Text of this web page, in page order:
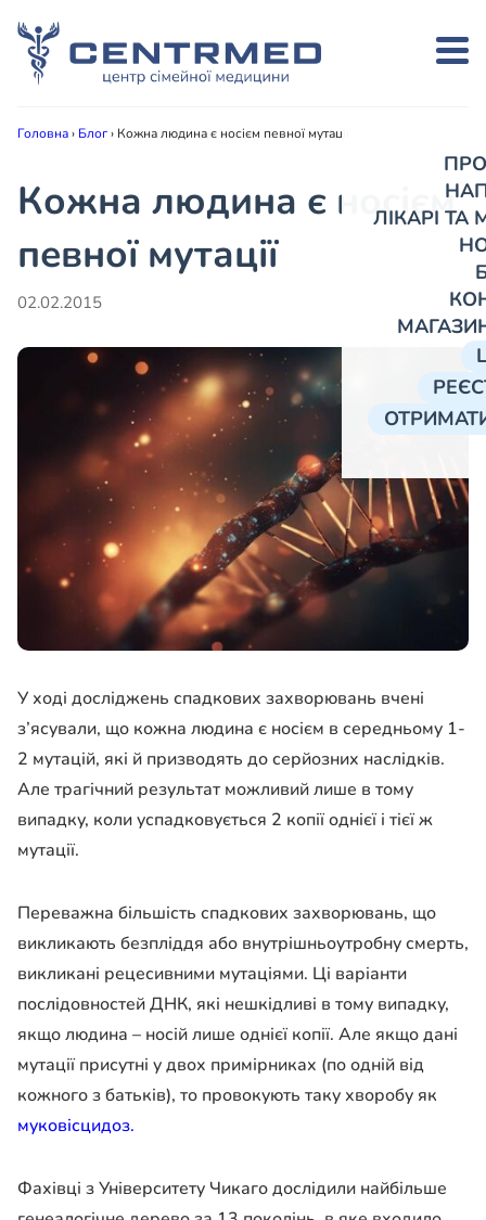
ЛІКАРІ
Головна› Блог› Кожна людина є носієм певної мутації
Кожна людина є носієм
певної мутації
02.02.2015
У ході досліджень спадкових захворювань вчені
з’ясували, що кожна людина є носієм в середньому 1-
2 мутацій, які й призводять до серйозних наслідків.
Але трагічний результат можливий лише в тому
випадку, коли успадковується 2 копії однієї і тієї ж
мутації.
Переважна більшість спадкових захворювань, що
викликають безпліддя або внутрішньоутробну смерть,
викликані рецесивними мутаціями. Ці варіанти
послідовностей ДНК, які нешкідливі в тому випадку,
якщо людина – носій лише однієї копії. Але якщо дані
мутації присутні у двох примірниках (по одній від
кожного з батьків), то провокують таку хворобу як
муковісцидоз.
Фахівці з Університету Чикаго дослідили найбільше